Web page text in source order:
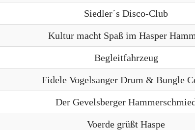
Siedler´s Disco-Club
Kultur macht Spaß im Hasper
Begleitfahrzeug
Fidele Vogelsanger Drum & Bungle
Der Gevelsberger
Voerde grüßt Haspe